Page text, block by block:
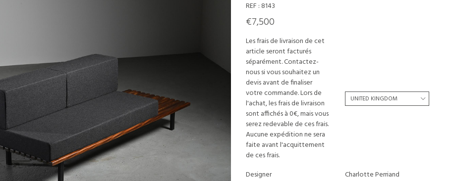
REF : 8143
€7,500
Les frais de livraison de cet
article seront facturés
séparément. Contactez-
nous si vous souhaitez un
devis avant de finaliser
votre commande. Lors de
l'achat, les frais de livraison
sont affichés à 0€, mais vous
serez redevable de ces frais.
Aucune expédition ne sera
faite avant l'acquittement
de ces frais.
Designer
Charlotte Perriand